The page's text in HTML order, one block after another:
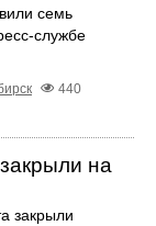
семь
службе
440
на
закрыли